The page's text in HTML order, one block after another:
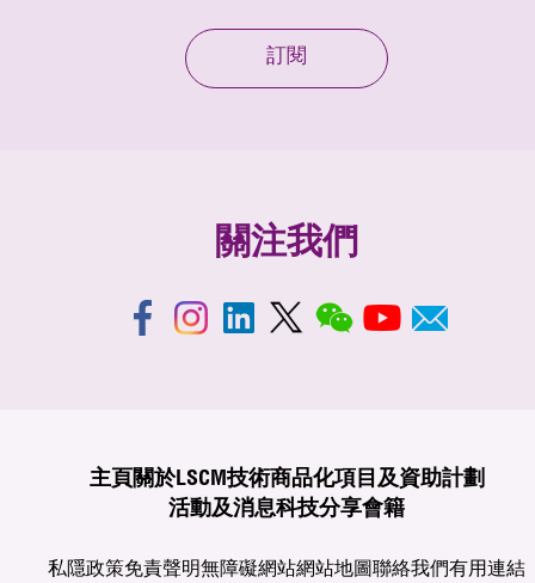
訂閱
關注我們
主頁 關於LSCM技術商品化項目及資助計劃
活動及消息科技分享會籍
私隱政策免責聲明無障礙網站網站地圖聯絡我們有用連結